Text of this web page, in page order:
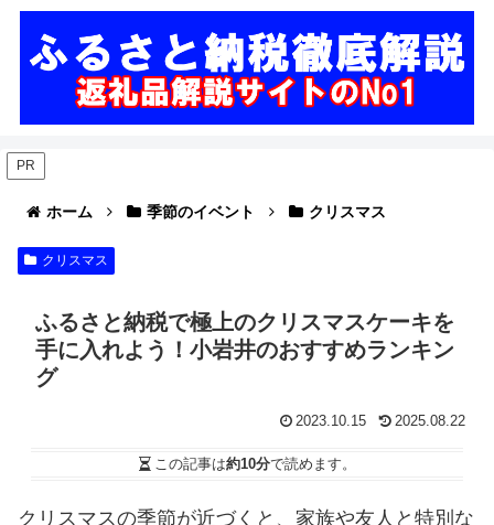
PR
ホーム 季節のイベント クリスマス
クリスマス
ふるさと納税で極上のクリスマスケーキを
手に入れよう！小岩井のおすすめランキン
グ
2023.10.15 2025.08.22
この記事は約10分で読めます。
クリスマスの季節が近づくと、家族や友人と特別な